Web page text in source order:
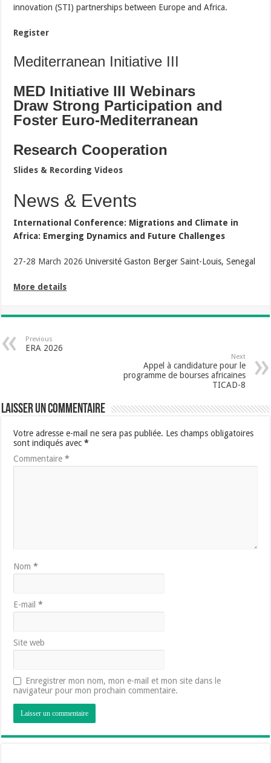
innovation (STI) partnerships between Europe and Africa.
Register
Mediterranean Initiative III
MED Initiative III Webinars
Draw Strong Participation and
Foster Euro-Mediterranean
Research Cooperation
Slides & Recording Videos
News & Events
International Conference: Migrations and Climate in
Africa: Emerging Dynamics and Future Challenges
27-28 March 2026 Université Gaston Berger Saint-Louis, Senegal
More details
Previous
ERA 2026
Next
Appel à candidature pour le
programme de bourses africaines
TICAD-8
Laisser un commentaire
Votre adresse e-mail ne sera pas publiée. Les champs obligatoires
sont indiqués avec*
Commentaire*
Nom*
E-mail*
Site web
Enregistrer mon nom, mon e-mail et mon site dans le
navigateur pour mon prochain commentaire.